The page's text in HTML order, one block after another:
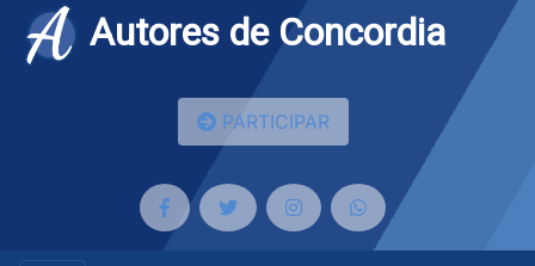
Autores de Concordia
PARTICIPAR